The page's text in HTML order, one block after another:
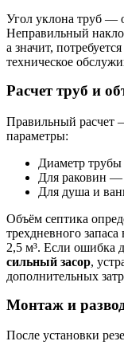
Угол уклона труб —
Неправильный
а значит, потребуется
техническое
Расчет труб и
Правильный расчет
параметры:
Диаметр
Для раковин
Для душа и
Объём септика
трехдневного
2,5 м³. Если ошибка
сильный засор,
дополнительных
Монтаж и
После установки